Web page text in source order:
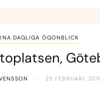
DAGLIGA ÖGONBLICK
25 FEBRUARI,